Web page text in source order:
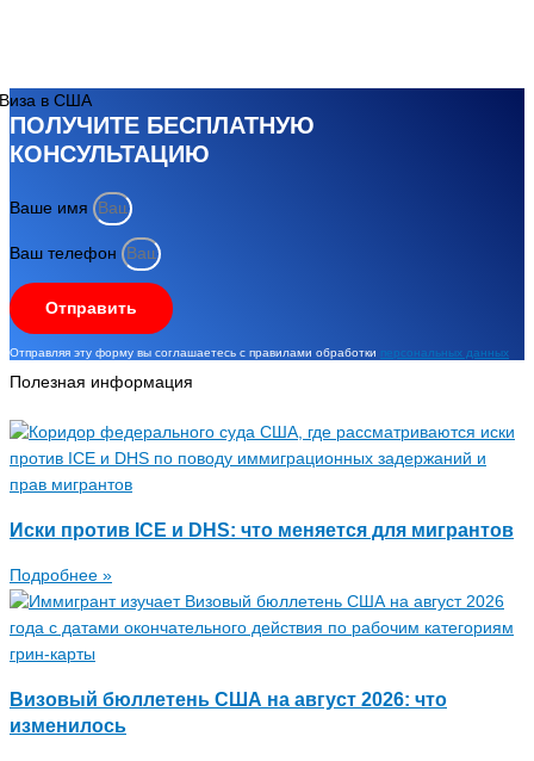
ПОЛУЧИТЕ БЕСПЛАТНУЮ
КОНСУЛЬТАЦИЮ
Ваше имя
Ваш телефон
Отправить
Отправляя эту форму вы соглашаетесь с правилами обработки персональных данных
Полезная информация
Иски против ICE и DHS: что меняется для мигрантов
Подробнее »
Визовый бюллетень США на август 2026: что
изменилось